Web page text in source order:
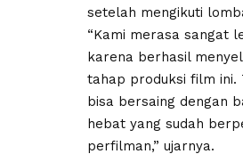
setelah mengikuti
‎“Kami merasa sangat
karena berhasil
tahap produksi film ini.
bisa bersaing dengan
hebat yang sudah
perfilman,” ujarnya.